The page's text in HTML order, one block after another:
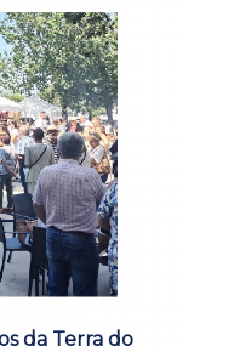
da Terra do